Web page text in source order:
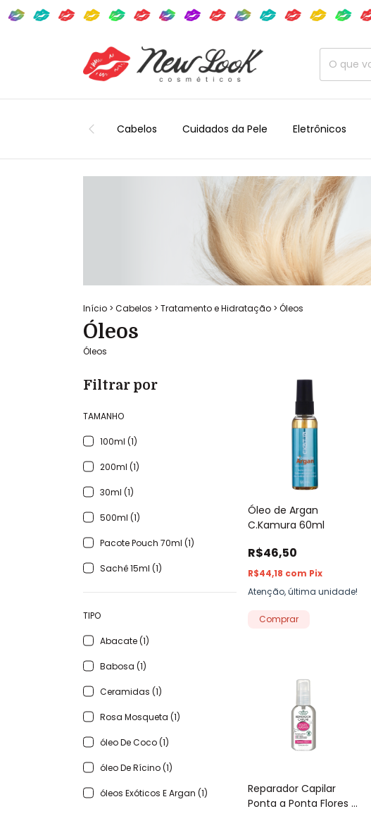
Cabelos Cuidados da Pele Eletrônicos
Início > Cabelos > Tratamento e Hidratação > Óleos
Óleos
Óleos
Filtrar por
TAMANHO
100ml (1)
200ml (1)
30ml (1)
500ml (1)
Pacote Pouch 70ml (1)
Sachê 15ml (1)
TIPO
Abacate (1)
Babosa (1)
Ceramidas (1)
Rosa Mosqueta (1)
óleo De Coco (1)
óleo De Rícino (1)
óleos Exóticos E Argan (1)
Óleo de Argan
C.Kamura 60ml
R$46,50
R$44,18 com Pix
Atenção, última unidade!
Reparador Capilar
Ponta a Ponta Flores e